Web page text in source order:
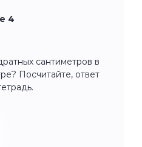
4
сантиметров в
Посчитайте, ответ